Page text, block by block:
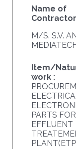
Name of
M/S. S.V.
Item/
work :
PARTS FOR
EFFLUENT